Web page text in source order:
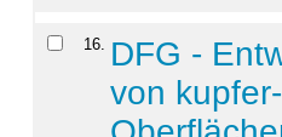
16
DFG -
von